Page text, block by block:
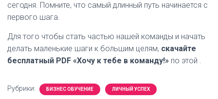
сегодня. Помните, что самый длинный путь начинается с
первого шага.
Для того чтобы стать частью нашей команды и начать
делать маленькие шаги к большим целям, скачайте
бесплатный PDF «Хочу к тебе в команду!» по этой .
Рубрики: БИЗНЕС ОБУЧЕНИЕ ЛИЧНЫЙ УСПЕХ